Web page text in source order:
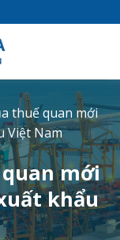
thuế quan mới
Việt Nam
mới
khẩu